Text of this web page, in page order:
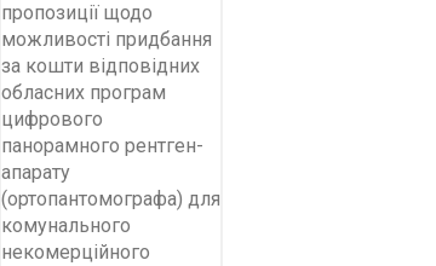
пропозиції щодо
можливості придбання
за кошти відповідних
обласних програм
цифрового
панорамного рентген-
апарату
(ортопантомографа) для
комунального
некомерційного